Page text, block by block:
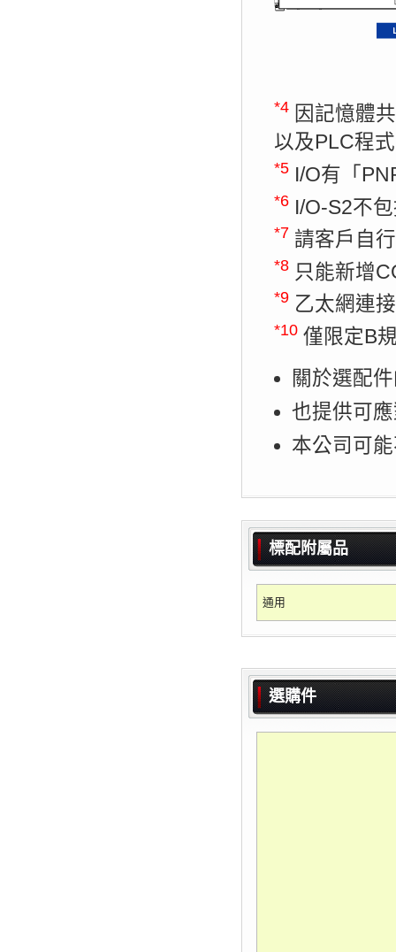
*4 因記憶體
以及PLC程
*5 I/O有「
*6 I/O-S2不
*7 請客戶自
*8 只能新增
*9 乙太網連
*10 僅限定B
關於選配
也提供可
本公司可
標配附屬品
通用
選購件